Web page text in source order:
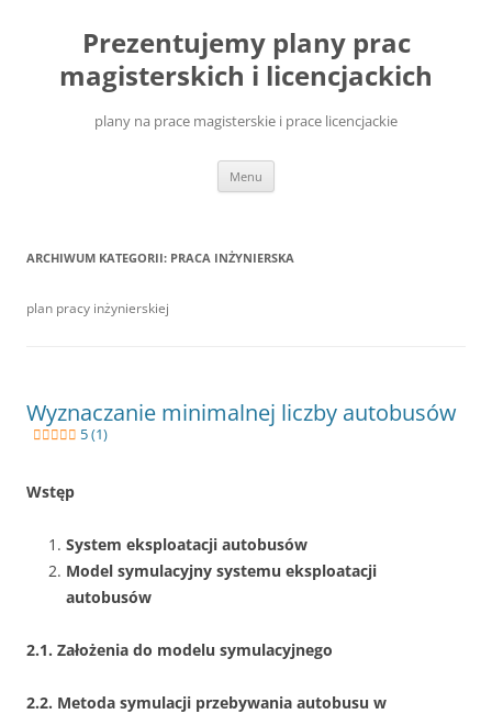
Prezentujemy plany prac
magisterskich i licencjackich
plany na prace magisterskie i prace licencjackie
Menu
ARCHIWUM KATEGORII: PRACA INŻYNIERSKA
plan pracy inżynierskiej
Wyznaczanie minimalnej liczby autobusów
5 (1)
Wstęp
System eksploatacji autobusów
Model symulacyjny systemu eksploatacji
autobusów
2.1. Założenia do modelu symulacyjnego
2.2. Metoda symulacji przebywania autobusu w